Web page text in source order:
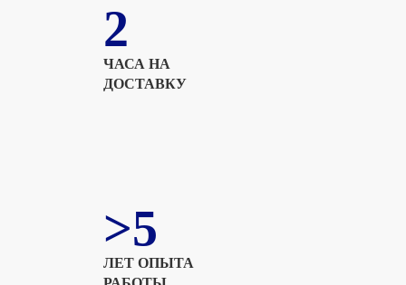
2
ЧАСА НА
ДОСТАВКУ
>5
ЛЕТ ОПЫТА